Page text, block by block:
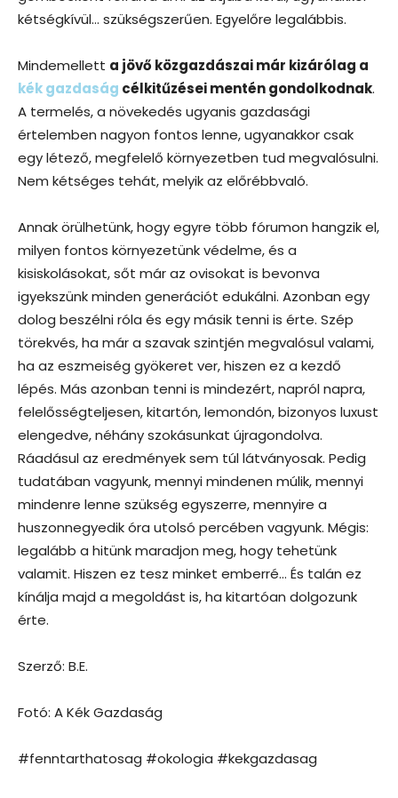
kétségkívül… szükségszerűen. Egyelőre legalábbis.
Mindemellett a jövő közgazdászai már kizárólag a
kék gazdaság célkitűzései mentén gondolkodnak.
A termelés, a növekedés ugyanis gazdasági
értelemben nagyon fontos lenne, ugyanakkor csak
egy létező, megfelelő környezetben tud megvalósulni.
Nem kétséges tehát, melyik az előrébbvaló.
Annak örülhetünk, hogy egyre több fórumon hangzik el,
milyen fontos környezetünk védelme, és a
kisiskolásokat, sőt már az ovisokat is bevonva
igyekszünk minden generációt edukálni. Azonban egy
dolog beszélni róla és egy másik tenni is érte. Szép
törekvés, ha már a szavak szintjén megvalósul valami,
ha az eszmeiség gyökeret ver, hiszen ez a kezdő
lépés. Más azonban tenni is mindezért, napról napra,
felelősségteljesen, kitartón, lemondón, bizonyos luxust
elengedve, néhány szokásunkat újragondolva.
Ráadásul az eredmények sem túl látványosak. Pedig
tudatában vagyunk, mennyi mindenen múlik, mennyi
mindenre lenne szükség egyszerre, mennyire a
huszonnegyedik óra utolsó percében vagyunk. Mégis:
legalább a hitünk maradjon meg, hogy tehetünk
valamit. Hiszen ez tesz minket emberré… És talán ez
kínálja majd a megoldást is, ha kitartóan dolgozunk
érte.
Szerző: B.E.
Fotó: A Kék Gazdaság
#fenntarthatosag #okologia #kekgazdasag